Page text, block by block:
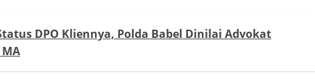
DPO Kliennya, Polda Babel Dinilai Advokat